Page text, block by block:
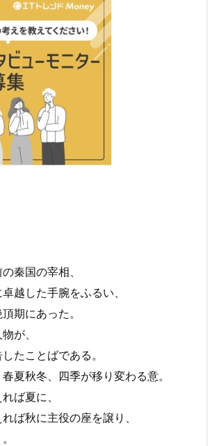
秦国の宰相、
越した手腕をふるい、
期にあった。
が、
たことばである。
春夏秋冬、四季が移り変わる意。
ば夏に、
ば秋に主役の座を譲り、